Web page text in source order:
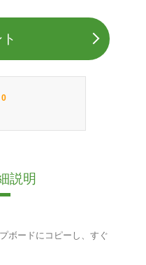
0
説明
ボードにコピーし、すぐ